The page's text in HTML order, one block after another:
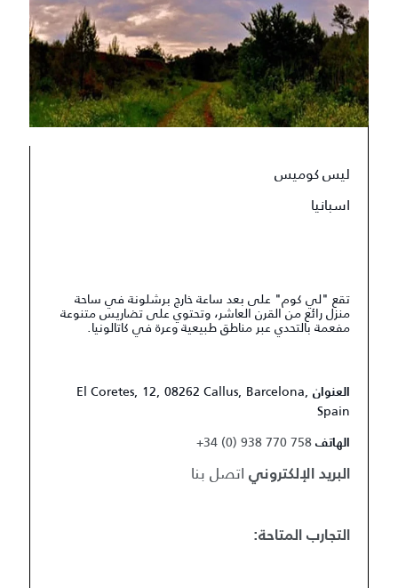
ليس كوميس
اسبانيا
تقع "لي كوم" على بعد ساعة خارج برشلونة في ساحة
منزل رائع من القرن العاشر، وتحتوي على تضاريس متنوعة
مفعمة بالتحدي عبر مناطق طبيعية وعرة في كاتالونيا.
العنوان El Coretes, 12, 08262 Callus, Barcelona,
Spain
الهاتف +34 (0) 938 770 758
البريد الإلكتروني اتصل بنا
التجارب المتاحة: